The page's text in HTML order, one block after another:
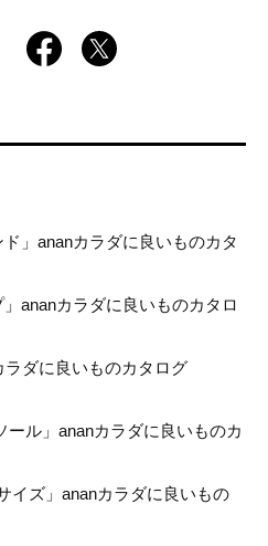
ド」ananカラダに良いものカタ
」ananカラダに良いものカタロ
ラダに良いものカタログ
ール」ananカラダに良いものカ
イズ」ananカラダに良いもの